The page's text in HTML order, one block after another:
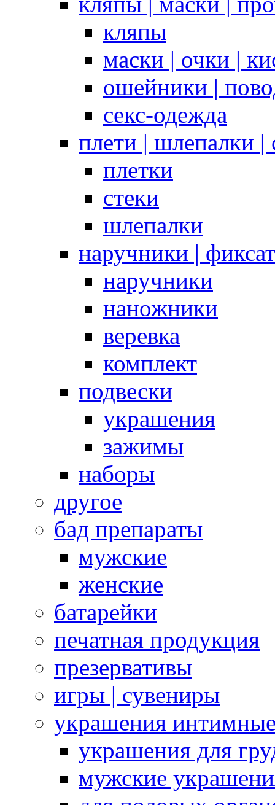
кляпы
маски | очки |
ошейники |
секс-одежда
плети | шлепалки |
плетки
стеки
шлепалки
наручники |
наручники
наножники
веревка
комплект
подвески
украшения
зажимы
наборы
другое
бад препараты
мужские
женские
батарейки
печатная продукция
презервативы
игры | сувениры
украшения
украшения для
мужские